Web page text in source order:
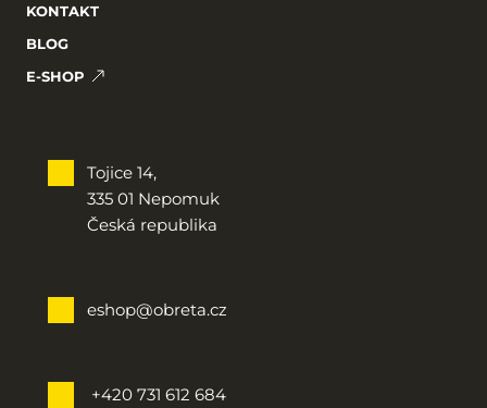
KONTAKT
BLOG
E-SHOP
Tojice 14,
335 01 Nepomuk
Česká republika
eshop@obreta.cz
+420 731 612 684